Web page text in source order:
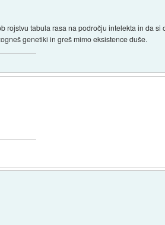
tabula rasa na področju intelekta in da si
genetiki in greš mimo eksistence duše.